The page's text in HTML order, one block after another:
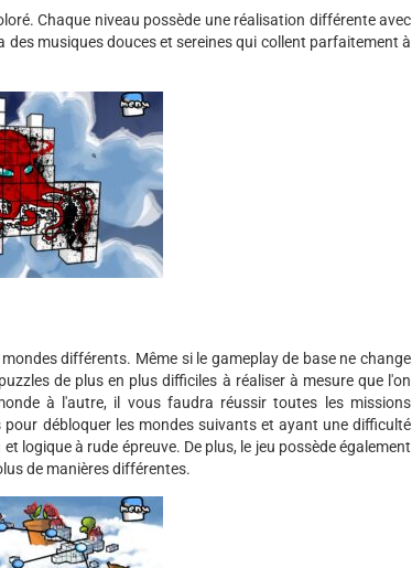
Chaque niveau possède une réalisation différente avec
des musiques douces et sereines qui collent parfaitement à
différents. Même si le gameplay de base ne change
de plus en plus difficiles à réaliser à mesure que l'on
à l'autre, il vous faudra réussir toutes les missions
débloquer les mondes suivants et ayant une difficulté
logique à rude épreuve. De plus, le jeu possède également
de manières différentes.